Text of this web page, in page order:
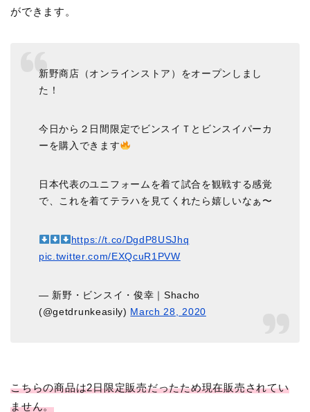
ができます。
新野商店（オンラインストア）をオープンしまし
た！
今日から２日間限定でビンスイＴとビンスイパーカ
ーを購入できます
日本代表のユニフォームを着て試合を観戦する感覚
で、これを着てテラハを見てくれたら嬉しいなぁ〜
https://t.co/DgdP8USJhq
pic.twitter.com/EXQcuR1PVW
— 新野・ビンスイ・俊幸｜Shacho
(@getdrunkeasily) March 28, 2020
こちらの商品は2日限定販売だったため現在販売されてい
ません。